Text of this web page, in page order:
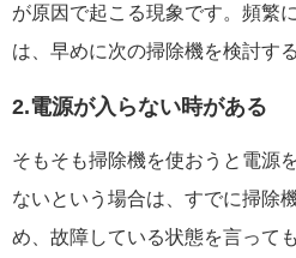
が原因で起こる現象です。頻繁
は、早めに次の掃除機を検討す
2.電源が入らない時がある
そもそも掃除機を使おうと電源
ないという場合は、すでに掃除
め、故障している状態を言って